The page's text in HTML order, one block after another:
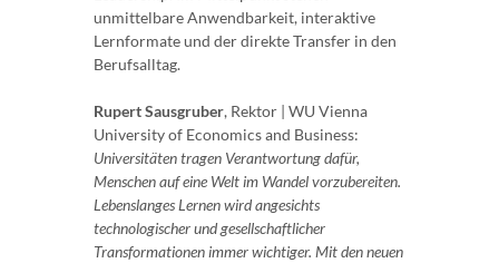
unmittelbare Anwendbarkeit, interaktive
Lernformate und der direkte Transfer in den
Berufsalltag.
Rupert Sausgruber, Rektor | WU Vienna
University of Economics and Business:
Universitäten tragen Verantwortung dafür,
Menschen auf eine Welt im Wandel vorzubereiten.
Lebenslanges Lernen wird angesichts
technologischer und gesellschaftlicher
Transformationen immer wichtiger. Mit den neuen